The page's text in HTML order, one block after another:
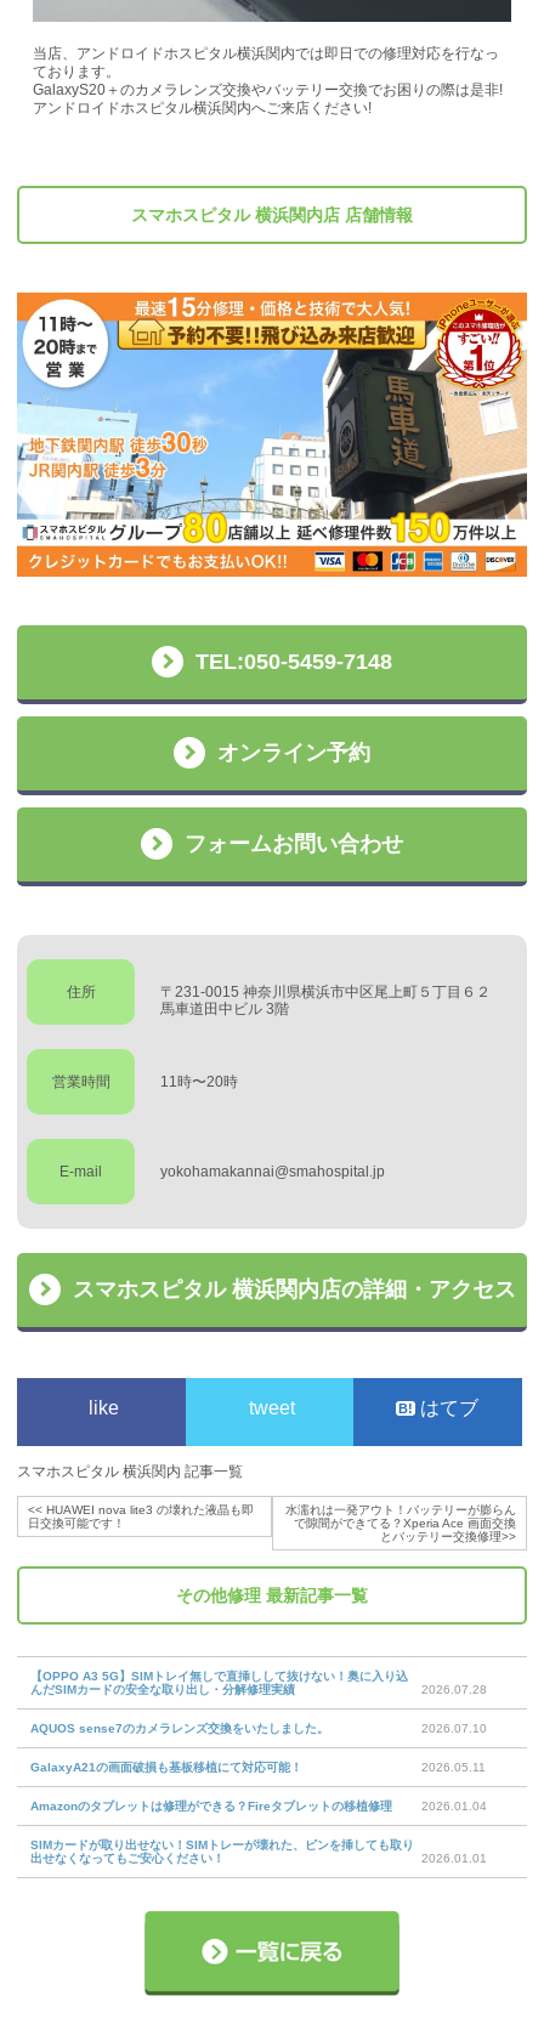
当店、アンドロイドホスピタル横浜関内では即日での修理対応を行なっ
ております。
GalaxyS20＋のカメラレンズ交換やバッテリー交換でお困りの際は是非!
アンドロイドホスピタル横浜関内へご来店ください!
スマホスピタル 横浜関内店 店舗情報
TEL:050-5459-7148
オンライン予約
フォームお問い合わせ
住所
〒231-0015 神奈川県横浜市中区尾上町５丁目６２
馬車道田中ビル 3階
営業時間 11時〜20時
E-mail yokohamakannai@smahospital.jp
スマホスピタル 横浜関内店の詳細・アクセス
like tweet はてブ
スマホスピタル 横浜関内 記事一覧
<<HUAWEI nova lite3 の壊れた液晶も即
日交換可能です！
水濡れは一発アウト！バッテリーが膨らん
で隙間ができてる？Xperia Ace 画面交換
とバッテリー交換修理>>
その他修理 最新記事一覧
【OPPO A3 5G】SIMトレイ無しで直挿しして抜けない！奥に入り込
んだSIMカードの安全な取り出し・分解修理実績
2026.07.28
AQUOS sense7のカメラレンズ交換をいたしました。 2026.07.10
GalaxyA21の画面破損も基板移植にて対応可能！ 2026.05.11
Amazonのタブレットは修理ができる？Fireタブレットの移植修理 2026.01.04
SIMカードが取り出せない！SIMトレーが壊れた、ピンを挿しても取り
出せなくなってもご安心ください！
2026.01.01